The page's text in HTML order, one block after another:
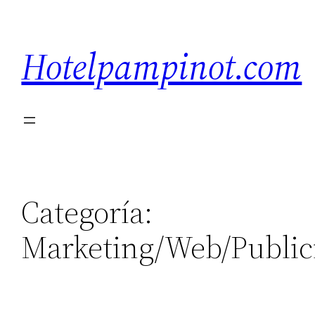
contenido
Hotelpampinot.com
Categoría:
Marketing/Web/